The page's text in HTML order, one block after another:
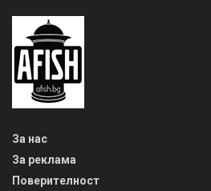
За нас
За реклама
Поверителност